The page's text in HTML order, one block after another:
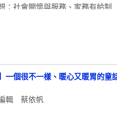
一想」：探討故事中關於性別平
經過反覆試做、記錄和書寫，
製，盡可能表現出「好吃」的效
：社會關懷與服務、家務有給制
的高麗菜捲、好甜好甜的奶油燉
：文化理解與尊重、飲食文化
一個很不一樣、暖心又暖胃的童
輯　蔡依帆